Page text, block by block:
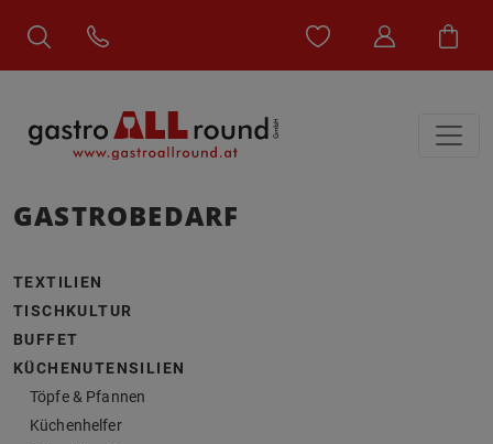
GASTROBEDARF
TEXTILIEN
TISCHKULTUR
BUFFET
KÜCHENUTENSILIEN
Töpfe & Pfannen
Küchenhelfer